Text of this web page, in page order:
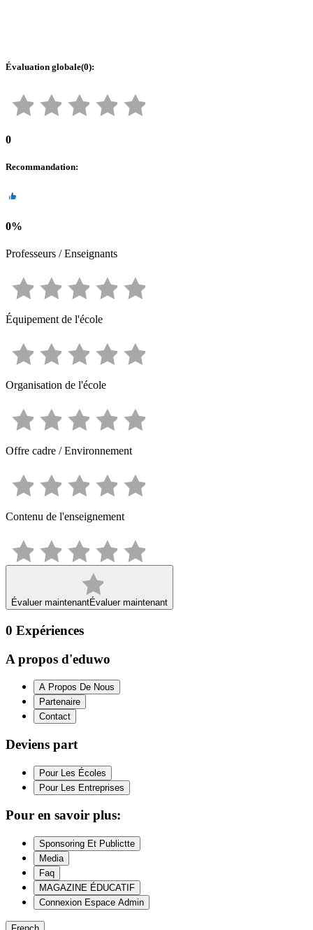
Évaluation globale(0):
0
Recommandation:
0%
Professeurs / Enseignants
Équipement de l'école
Organisation de l'école
Offre cadre / Environnement
Contenu de l'enseignement
Évaluer maintenantÉvaluer maintenant
0 Expériences
A propos d'eduwo
A Propos De Nous
Partenaire
Contact
Deviens part
Pour Les Écoles
Pour Les Entreprises
Pour en savoir plus:
Sponsoring Et Publictte
Media
Faq
MAGAZINE ÉDUCATIF
Connexion Espace Admin